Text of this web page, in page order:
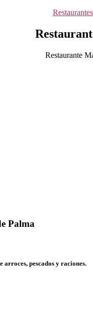
Restaurantes
Restaurante
Palma
pescados y raciones.